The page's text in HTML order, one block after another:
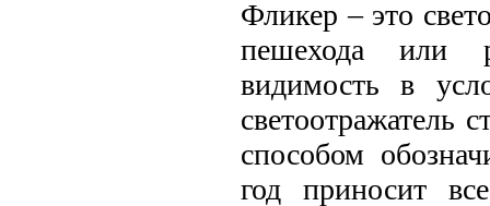
Фликер – это
пешехода или
видимость в
светоотражатель
способом
год приносит